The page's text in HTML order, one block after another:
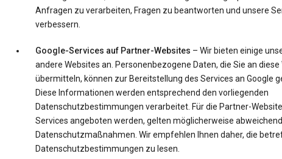
Anfragen zu verarbeiten, Fragen zu beantworten und unsere
verbessern.
Google-Services auf Partner-Websites – Wir bieten einige
andere Websites an. Personenbezogene Daten, die Sie an diese
übermitteln, können zur Bereitstellung des Services an Google
Diese Informationen werden entsprechend den vorliegenden
Datenschutzbestimmungen verarbeitet. Für die Partner-
Services angeboten werden, gelten möglicherweise
Datenschutzmaßnahmen. Wir empfehlen Ihnen daher, die
Datenschutzbestimmungen zu lesen.